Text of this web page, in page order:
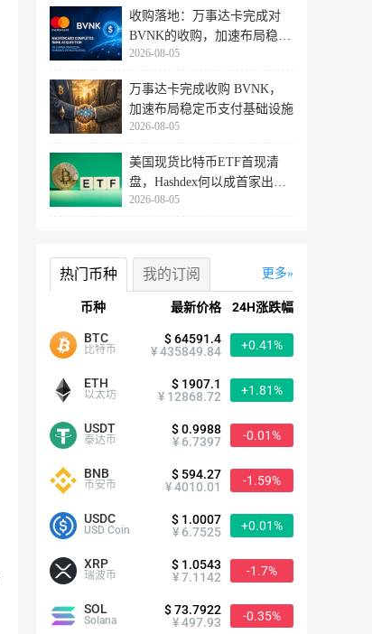
收购落地：万事达卡完成对
BVNK的收购，加速布局稳定
币支付赛
2026-08-05
万事达卡完成收购 BVNK，
加速布局稳定币支付基础设施
2026-08-05
美国现货比特币ETF首现清
盘，Hashdex何以成首家出局
者？
2026-08-05
更多
热门币种 我的订阅
币种 最新价格 24H涨跌幅
BTC
比特币
$ 64591.4
¥ 435849.84
+0.41%
ETH
以太坊
$ 1907.1
¥ 12868.72
+1.81%
USDT
泰达币
$ 0.9988
¥ 6.7397
-0.01%
BNB
币安币
$ 594.27
¥ 4010.01
-1.59%
USDC
USD Coin
$ 1.0007
¥ 6.7525
+0.01%
XRP
瑞波币
$ 1.0543
¥ 7.1142
-1.7%
SOL
Solana
$ 73.7922
¥ 497.93
-0.35%